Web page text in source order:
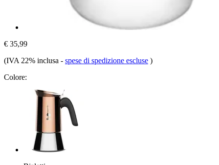
€ 35,99
(IVA 22% inclusa - spese di spedizione escluse )
Colore: